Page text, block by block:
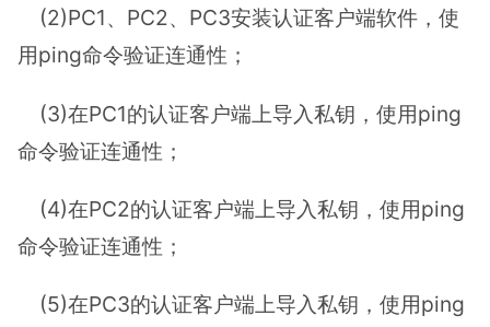
(2)PC1、PC2、PC3安装认证客户端软件，使
用ping命令验证连通性；
(3)在PC1的认证客户端上导入私钥，使用ping
命令验证连通性；
(4)在PC2的认证客户端上导入私钥，使用ping
命令验证连通性；
(5)在PC3的认证客户端上导入私钥，使用ping